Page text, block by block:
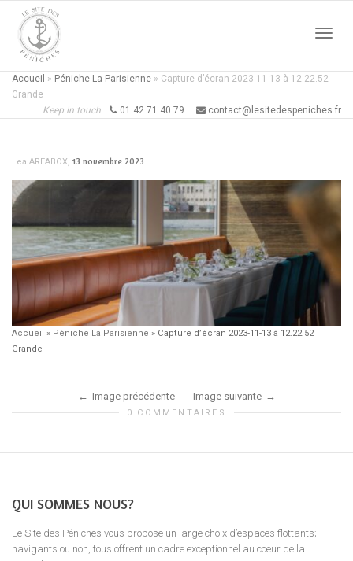
Accueil » Péniche La Parisienne » Capture d’écran 2023-11-13 à 12.22.52
Grande
Keep in touch
01.42.71.40.79 contact@lesitedespeniches.fr
Lea AREABOX, 13 novembre 2023
Accueil » Péniche La Parisienne » Capture d’écran 2023-11-13 à 12.22.52
Grande
Image précédente Image suivante
0 COMMENTAIRES
QUI SOMMES NOUS?
Le Site des Péniches vous propose un large choix d’espaces flottants;
navigants ou non, tous offrent un cadre exceptionnel au coeur de la